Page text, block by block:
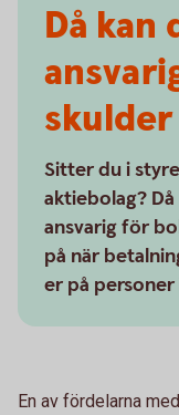
Då
skulder
Sitter du i
aktiebolag?
ansvarig för
på när
er på
En av fördelarna